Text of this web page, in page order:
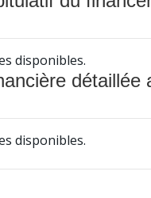
disponibles.
détaillée
disponibles.